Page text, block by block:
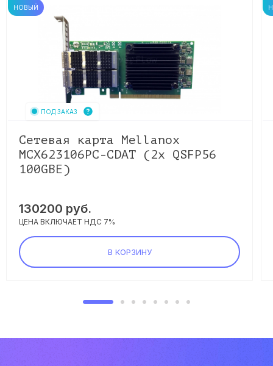
НОВЫЙ
ПОД ЗАКАЗ
Сетевая карта Mellanox
MCX623106PC-CDAT (2x QSFP56
100GBE)
130200 руб.
ЦЕНА ВКЛЮЧАЕТ НДС 7%
В КОРЗИНУ